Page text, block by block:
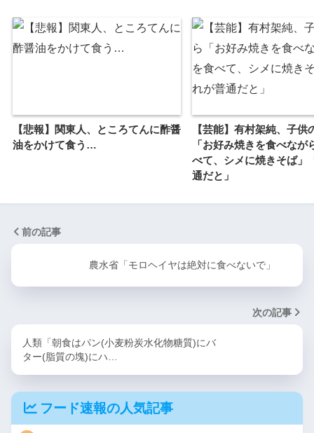
【悲報】関東人、ところてんに酢醤
油をかけて食う…
【芸能】有村架純、子供
「お好み焼きを食べなが
べて、シメに焼きそば」
通だと」
前の記事
農水省「モロヘイヤは絶対に食べないで」
次の記事
人類「朝食はパン(小麦粉炭水化物糖質)にバ
ター(脂質の塊)にハ…
フード速報の人気記事